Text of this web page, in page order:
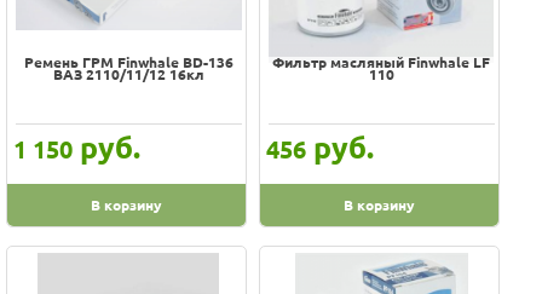
Ремень ГРМ Finwhale BD-136
ВАЗ 2110/11/12 16кл
1 150 руб.
В корзину
Фильтр масляный Finwhale LF
110
456 руб.
В корзину